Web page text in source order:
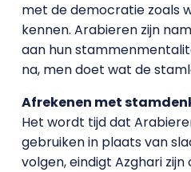
met de democratie zoals
kennen. Arabieren zijn
aan hun
na, men doet wat de
Afrekenen met
Het wordt tijd dat
gebruiken in plaats van
volgen, eindigt Azghari zijn